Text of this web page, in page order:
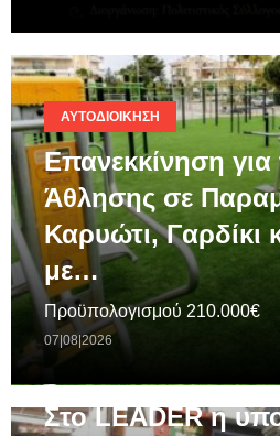
ΑΥΤΟΔΙΟΊΚΗΣΗ
Επανεκκίνηση
Άθλησης σε
Καρυώτι, Γαρδίκι
με…
Προϋπολογισμού 210.000€
07|08|2026
Στο LEADER η